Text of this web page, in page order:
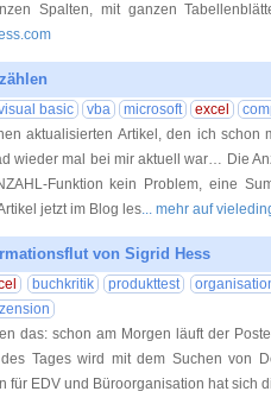
Spalten, mit ganzen
basic vba microsoft excel
aktualisierten Artikel, den ich
wieder mal bei mir aktuell war… Die
Funktion kein Problem, eine
jetzt im Blog les... mehr auf
von Sigrid Hess
buchkritik produkttest
das: schon am Morgen läuft der
Tages wird mit dem Suchen von
für EDV und Büroorganisation hat sich